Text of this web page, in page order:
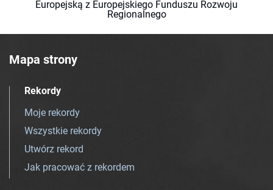
Europejską z Europejskiego Funduszu Rozwoju
Regionalnego
Mapa strony
Rekordy
Moje rekordy
Wszystkie rekordy
Utwórz rekord
Jak pracować z rekordem